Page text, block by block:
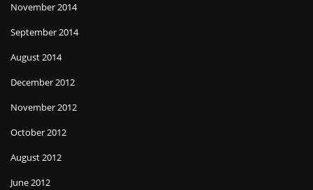
November 2014
September 2014
August 2014
December 2012
November 2012
October 2012
August 2012
June 2012